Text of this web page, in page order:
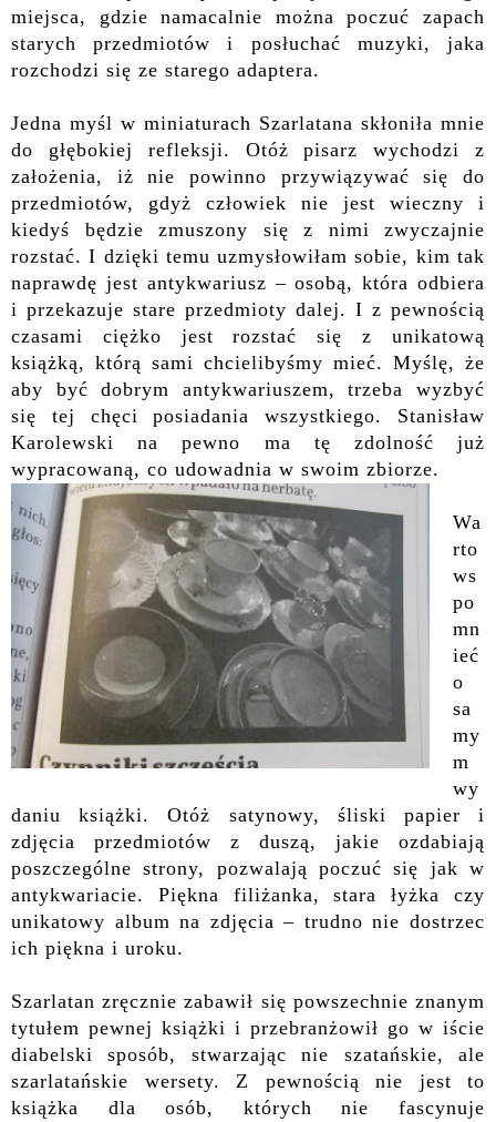
miejsca, gdzie namacalnie można poczućzapach
starych przedmiotów i posłuchać muzyki, jaka
rozchodzi się ze starego adaptera.
Jedna myśl w miniaturach Szarlatana skłoniła mnie
do głębokiej refleksji. Otóż pisarzwychodzi z
założenia, iż nie powinno przywiązywać się do
przedmiotów, gdyż człowiek nie jest wieczny i
kiedyś będzie zmuszony się z nimi zwyczajnie
rozstać. I dzięki temuuzmysłowiłam sobie, kim tak
naprawdę jest antykwariusz – osobą, która odbiera
i przekazuje stare przedmioty dalej. I z pewnością
czasami ciężko jest rozstać się z unikatową
książką, którą sami chcielibyśmy mieć. Myślę, że
aby być dobrym antykwariuszem, trzeba wyzbyć
się tej chęci posiadania wszystkiego. Stanisław
Karolewski na pewno ma tę zdolność już
wypracowaną, co udowadnia w swoim zbiorze.
Wa
rto
ws
po
mn
ieć
o
sa
my
m
wy
daniu książki. Otóż satynowy, śliski papier i
zdjęcia przedmiotów z duszą, jakie ozdabiają
poszczególne strony, pozwalają poczuć się jak w
antykwariacie. Piękna filiżanka,stara łyżka czy
unikatowy album na zdjęcia – trudno nie dostrzec
ich piękna i uroku.
Szarlatan zręcznie zabawił się powszechnie znanym
tytułem pewnej książki i przebranżowił go w iście
diabelski sposób, stwarzając nie szatańskie, ale
szarlatańskie wersety. Z pewnością nie jest to
książka dla osób, których nie fascynuje